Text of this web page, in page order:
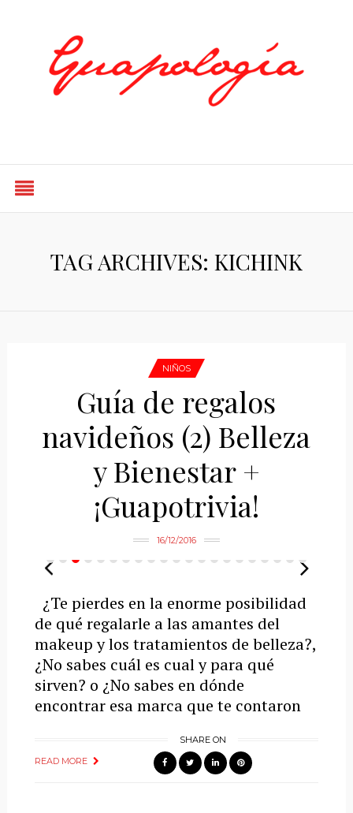
TAG ARCHIVES: KICHINK
NIÑOS
Guía de regalos
navideños (2) Belleza
y Bienestar +
¡Guapotrivia!
16/12/2016
¿Te pierdes en la enorme posibilidad
de qué regalarle a las amantes del
makeup y los tratamientos de belleza?,
¿No sabes cuál es cual y para qué
sirven? o ¿No sabes en dónde
encontrar esa marca que te contaron
READ MORE
SHARE ON